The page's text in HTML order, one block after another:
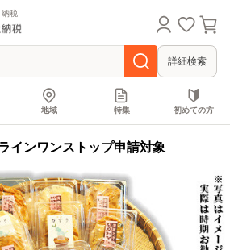
税
詳細検索
地域 特集 初めての方
インワンストップ申請対象